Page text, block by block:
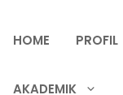
HOME PROFIL
AKADEMIK